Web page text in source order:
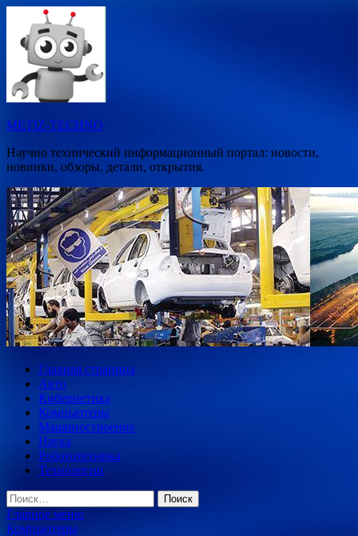
Перейти
содержимому
METIZ-TECHNO
Научно технический информационный портал: новости,
новинки, обзоры, детали, открытия.
Главная страница
Авто
Кибернетика
Компьютеры
Машиностроение
Наука
Робототехника
Технологии
Найти:
Главное меню
Компьютеры